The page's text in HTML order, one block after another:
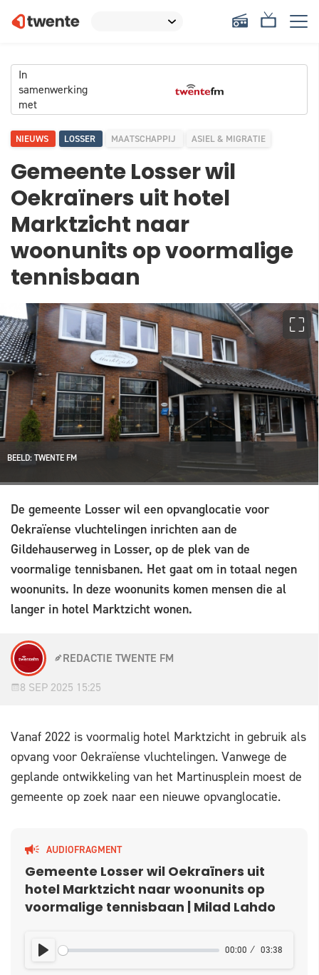
In
samenwerking
met
NIEUWS LOSSER MAATSCHAPPIJ ASIEL & MIGRATIE
Gemeente Losser wil
Oekraïners uit hotel
Marktzicht naar
woonunits op voormalige
tennisbaan
BEELD: TWENTE FM
De gemeente Losser wil een opvanglocatie voor
Oekraïense vluchtelingen inrichten aan de
Gildehauserweg in Losser, op de plek van de
voormalige tennisbanen. Het gaat om in totaal negen
woonunits. In deze woonunits komen mensen die al
langer in hotel Marktzicht wonen.
REDACTIE TWENTE FM
8 SEP 2025 15:25
Vanaf 2022 is voormalig hotel Marktzicht in gebruik als
opvang voor Oekraïense vluchtelingen. Vanwege de
geplande ontwikkeling van het Martinusplein moest de
gemeente op zoek naar een nieuwe opvanglocatie.
AUDIOFRAGMENT
Gemeente Losser wil Oekraïners uit
hotel Marktzicht naar woonunits op
voormalige tennisbaan | Milad Lahdo
PLAY 00:00 03:38